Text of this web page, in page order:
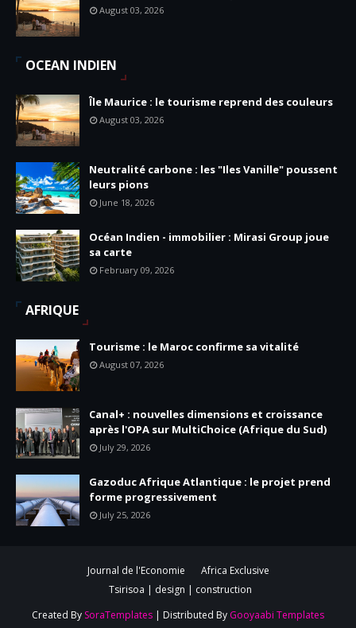
August 03, 2026
OCEAN INDIEN
Île Maurice : le tourisme reprend des couleurs
August 03, 2026
Neutralité carbone : les "Iles Vanille" poussent
leurs pions
June 18, 2026
Océan Indien - immobilier : Mirasi Group joue
sa carte
February 09, 2026
AFRIQUE
Tourisme : le Maroc confirme sa vitalité
August 07, 2026
Canal+ : nouvelles dimensions et croissance
après l'OPA sur MultiChoice (Afrique du Sud)
July 29, 2026
Gazoduc Afrique Atlantique : le projet prend
forme progressivement
July 25, 2026
Journal de l'Economie
Africa Exclusive
Tsirisoa | design | construction
Created By SoraTemplates | Distributed By Gooyaabi Templates